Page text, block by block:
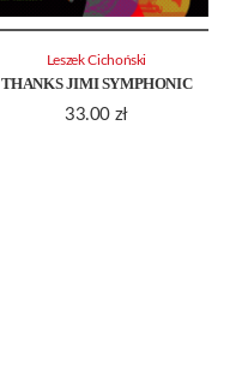
THANKS JIMI SYMPHONIC
33.00 zł
Leszek Cichoński